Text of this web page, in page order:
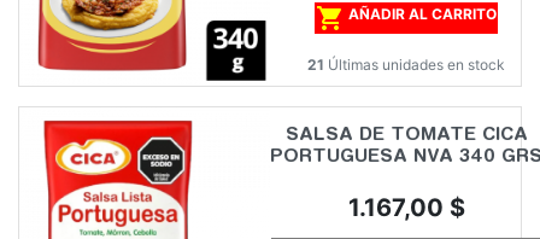
 AÑADIR AL CARRITO
21 Últimas unidades en stock
SALSA DE TOMATE CICA
PORTUGUESA NVA 340
Precio
1.167,00 $